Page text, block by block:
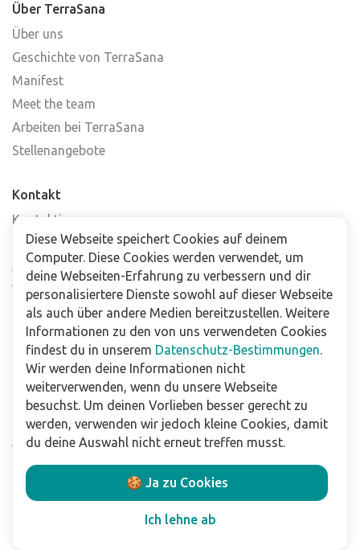
Über TerraSana
Über uns
Geschichte von TerraSana
Manifest
Meet the team
Arbeiten bei TerraSana
Stellenangebote
Kontakt
Kontaktiere uns
Häufig gestellte Fragen
Abonniere unseren Newsletter
Verkaufsstellen
Für Unternehmen
Downloads
Impressum
Datenschutzbestimmungen
Allgemeine Verkaufs- und Lieferbedingungen
Haftungsausschluss
Diese Webseite speichert Cookies auf deinem
Computer. Diese Cookies werden verwendet, um
deine Webseiten-Erfahrung zu verbessern und dir
personalisiertere Dienste sowohl auf dieser Webseite
als auch über andere Medien bereitzustellen. Weitere
Informationen zu den von uns verwendeten Cookies
findest du in unserem Datenschutz-Bestimmungen.
Wir werden deine Informationen nicht
weiterverwenden, wenn du unsere Webseite
besuchst. Um deinen Vorlieben besser gerecht zu
werden, verwenden wir jedoch kleine Cookies, damit
du deine Auswahl nicht erneut treffen musst.
🍪 Ja zu Cookies
Ich lehne ab